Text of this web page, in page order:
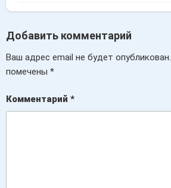
Добавить комментарий
Ваш адрес email не будет опубликован.
помечены *
Комментарий *